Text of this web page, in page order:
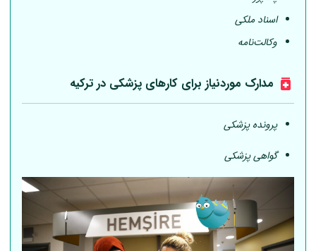
اسناد ملکی
وکالت‌نامه
مدارک موردنیاز برای کارهای پزشکی در ترکیه
پرونده پزشکی
گواهی پزشکی